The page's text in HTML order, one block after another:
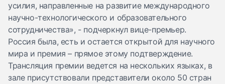
усилия, направленные на развитие международного
научно-технологического и образовательного
сотрудничества», - подчеркнул вице-премьер.
Россия была, есть и остается открытой для научного
мира и премия – прямое этому подтверждение.
Трансляция премии ведется на нескольких языках, в
зале присутствовали представители около 50 стран